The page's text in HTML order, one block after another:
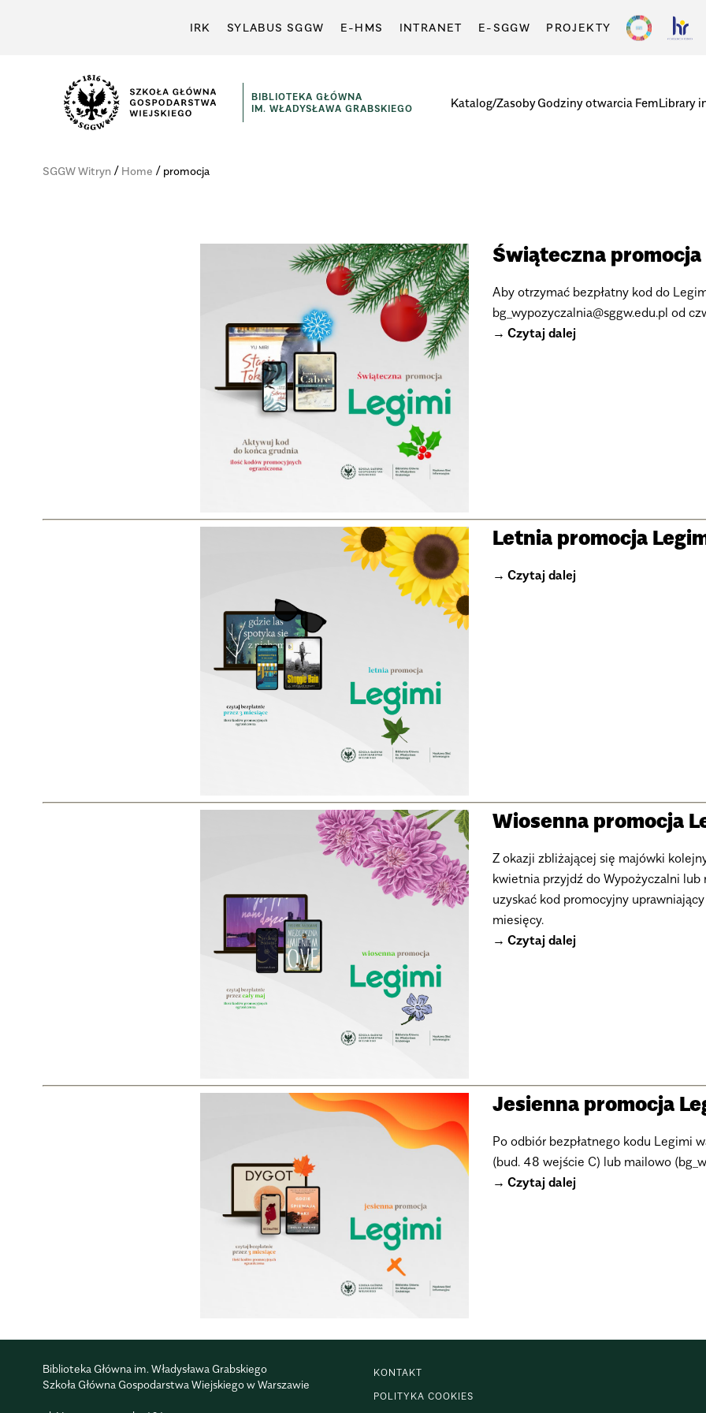
IRK SYLABUS SGGW E-HMS INTRANET E-SGGW PROJEKTY
Gospodarstwa
BIBLIOTEKA GŁÓWNA
IM. WŁADYSŁAWA GRABSKIEGO
Katalog/ZasobyGodziny otwarcia FemLibrary
SGGW Witryn/ Home / promocja
Świąteczna promocja
Aby otrzymać bezpłatny kod do
bg_wypozyczalnia@sggw.edu.pl od
Czytaj dalej
Letnia promocja
Czytaj dalej
Wiosenna promocja
Z okazji zbliżającej się majówki
kwietnia przyjdź do Wypożyczalni lub
uzyskać kod promocyjny
miesięcy.
Czytaj dalej
Jesienna promocja
Po odbiór bezpłatnego kodu Legimi
(bud. 48 wejście C) lub mailowo
Czytaj dalej
Biblioteka Główna im. Władysława Grabskiego
Szkoła Główna Gospodarstwa Wiejskiego w Warszawie
KONTAKT
POLITYKA COOKIES